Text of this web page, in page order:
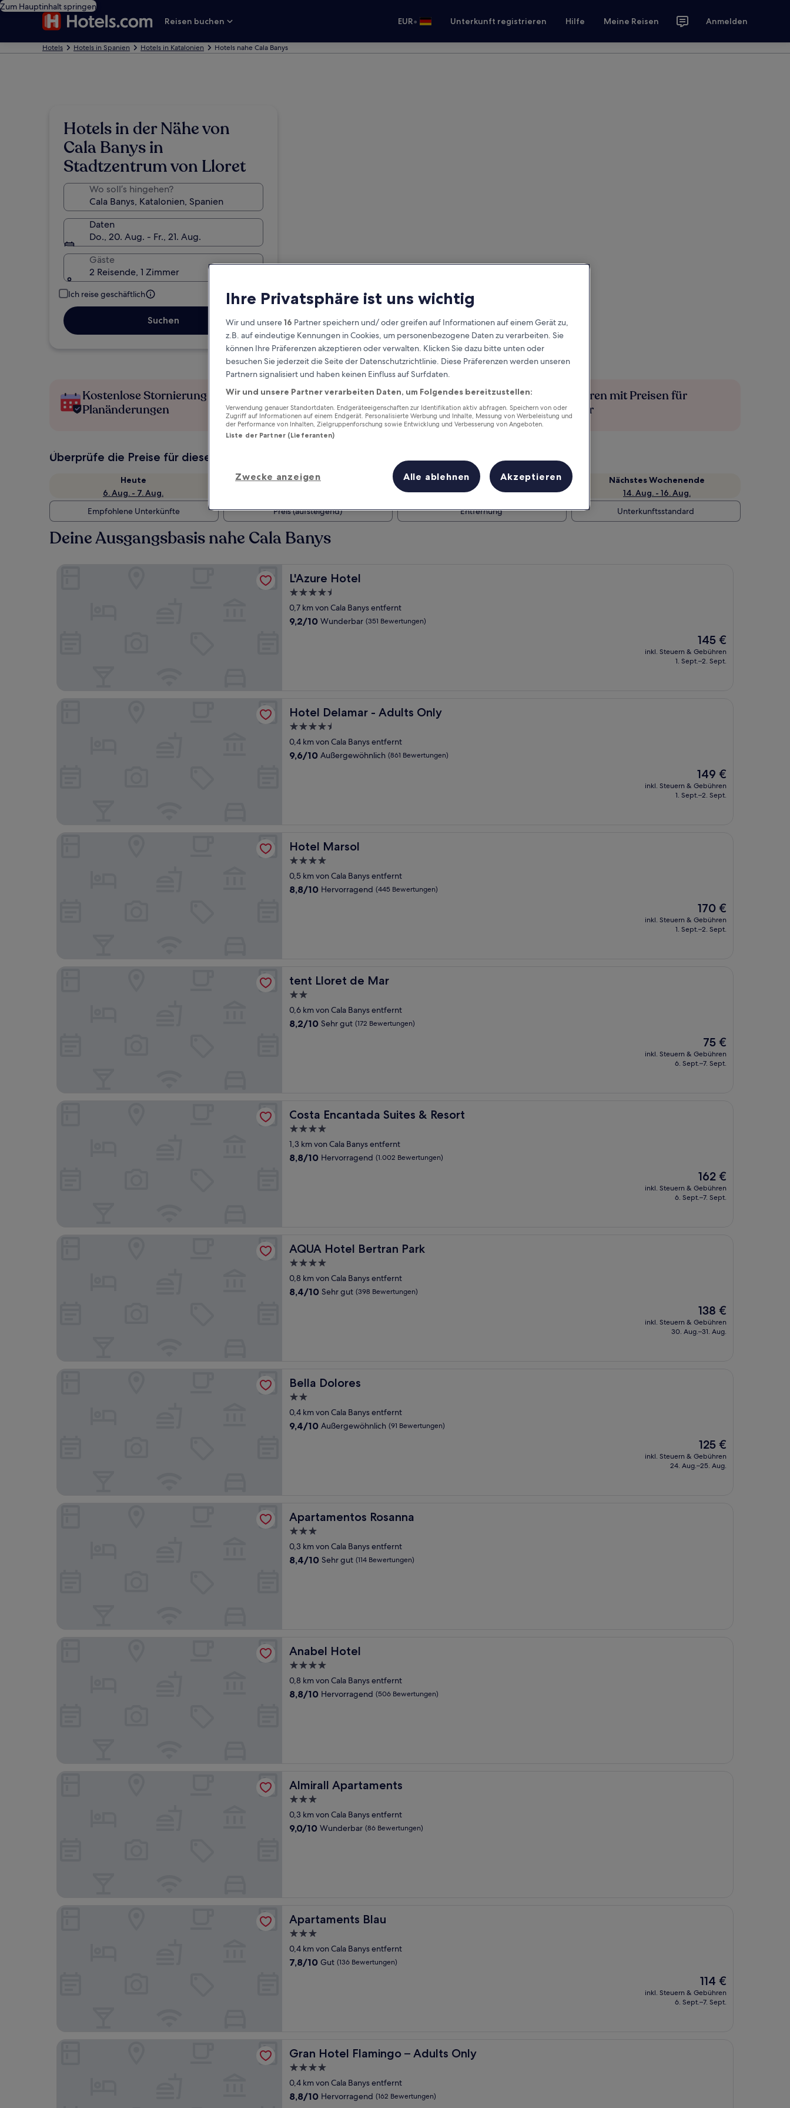
Zum Hauptinhalt springen
Reisen buchen
EUR• Unterkunft registrieren Hilfe Meine Reisen Anmelden
Hotels Hotels in Spanien Hotels in Katalonien Hotels nahe Cala Banys
Hotels in der Nähe von
Cala Banys in
Stadtzentrum von Lloret
Wo soll’s hingehen?
Daten
Do., 20. Aug. - Fr., 21. Aug.
Gäste
2 Reisende, 1 Zimmer
Ich reise geschäftlich
Suchen
Kostenlose Stornierung bei
Planänderungen
Verdiene Prämien für jede
wahrgenommene Übernachtung
Mehr sparen mit Preisen für
Mitglieder
Überprüfe die Preise für diese Daten
Heute
6. Aug. - 7. Aug.
Morgen
Dieses Wochenende
7. Aug. - 9. Aug.
Nächstes Wochenende
14. Aug. - 16. Aug.
Empfohlene Unterkünfte
Preis (aufsteigend) Entfernung Unterkunftsstandard
Deine Ausgangsbasis nahe Cala Banys
L'Azure Hotel
L'Azure Hotel
4.5-
Sterne-
Unterkunft
0,7 km von Cala Banys entfernt
9.2
9,2/10 Wunderbar (351 Bewertungen)
Der
Preis
beträgt
145 €
inkl. Steuern & Gebühren
1. Sept.–2. Sept.
Hotel Delamar - Adults Only
Hotel Delamar - Adults Only
4.5-
Sterne-
Unterkunft
0,4 km von Cala Banys entfernt
9.6
9,6/10 Außergewöhnlich (861 Bewertungen)
Der
Preis
beträgt
149 €
inkl. Steuern & Gebühren
1. Sept.–2. Sept.
Hotel Marsol
Hotel Marsol
4.0-
Sterne-
Unterkunft
0,5 km von Cala Banys entfernt
8.8
8,8/10 Hervorragend (445 Bewertungen)
Der
Preis
beträgt
170 €
inkl. Steuern & Gebühren
1. Sept.–2. Sept.
tent Lloret de Mar
tent Lloret de Mar
2.0-
Sterne-
Unterkunft
0,6 km von Cala Banys entfernt
8.2
8,2/10 Sehr gut (172 Bewertungen)
Der
Preis
beträgt
75 €
inkl. Steuern & Gebühren
6. Sept.–7. Sept.
Costa Encantada Suites & Resort
Costa Encantada Suites & Resort
4.0-
Sterne-
Unterkunft
1,3 km von Cala Banys entfernt
8.8
8,8/10 Hervorragend (1.002 Bewertungen)
Der
Preis
beträgt
162 €
inkl. Steuern & Gebühren
6. Sept.–7. Sept.
AQUA Hotel Bertran Park
AQUA Hotel Bertran Park
4.0-
Sterne-
Unterkunft
0,8 km von Cala Banys entfernt
8.4
8,4/10 Sehr gut (398 Bewertungen)
Der
Preis
beträgt
138 €
inkl. Steuern & Gebühren
30. Aug.–31. Aug.
Bella Dolores
Bella Dolores
2.0-
Sterne-
Unterkunft
0,4 km von Cala Banys entfernt
9.4
9,4/10 Außergewöhnlich (91 Bewertungen)
Der
Preis
beträgt
125 €
inkl. Steuern & Gebühren
24. Aug.–25. Aug.
Apartamentos Rosanna
Apartamentos Rosanna
3.0-
Sterne-
Unterkunft
0,3 km von Cala Banys entfernt
8.4
8,4/10 Sehr gut (114 Bewertungen)
Anabel Hotel
Anabel Hotel
4.0-
Sterne-
Unterkunft
0,8 km von Cala Banys entfernt
8.8
8,8/10 Hervorragend (506 Bewertungen)
Almirall Apartaments
Almirall Apartaments
3.0-
Sterne-
Unterkunft
0,3 km von Cala Banys entfernt
9.0
9,0/10 Wunderbar (86 Bewertungen)
Apartaments Blau
Apartaments Blau
3.0-
Sterne-
Unterkunft
0,4 km von Cala Banys entfernt
7.8
7,8/10 Gut (136 Bewertungen)
Der
Preis
beträgt
114 €
inkl. Steuern & Gebühren
6. Sept.–7. Sept.
Gran Hotel Flamingo – Adults Only
Gran Hotel Flamingo – Adults Only
4.0-
Sterne-
Unterkunft
0,4 km von Cala Banys entfernt
8.8
8,8/10 Hervorragend (162 Bewertungen)
Ihre Privatsphäre ist uns wichtig
Wir und unsere16 Partner speichern und/ oder greifen auf Informationen auf einem Gerät zu,
z.B. auf eindeutige Kennungen in Cookies, um personenbezogene Daten zu verarbeiten. Sie
können Ihre Präferenzen akzeptieren oder verwalten. Klicken Sie dazu bitte unten oder
besuchen Sie jederzeit die Seite der Datenschutzrichtlinie. Diese Präferenzen werden unseren
Partnern signalisiert und haben keinen Einfluss auf Surfdaten.
Wir und unsere Partner verarbeiten Daten, um Folgendes bereitzustellen:
Verwendung genauer Standortdaten. Endgeräteeigenschaften zur Identifikation aktiv abfragen. Speichern von oder
Zugriff auf Informationen auf einem Endgerät. Personalisierte Werbung und Inhalte, Messung von Werbeleistung und
der Performance von Inhalten, Zielgruppenforschung sowie Entwicklung und Verbesserung von Angeboten.
Liste der Partner (Lieferanten)
Zwecke anzeigen Alle ablehnen Akzeptieren